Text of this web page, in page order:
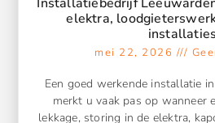
elektra,
installaties
mei 22, 2026
Een goed werkende installatie
merkt u vaak pas op wanneer
lekkage, storing in de elektra,